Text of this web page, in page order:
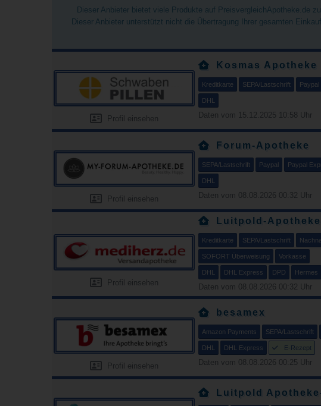
Dieser Anbieter bietet viele Produkte auf PreisvergleichApotheke.de
Dieser Anbieter unterstützt nicht die Übertragung Ihrer gesamten
Profil einsehen
Kosmas Apotheke
Kreditkarte SEPA/Lastschrift Paypal
DHL
Daten vom 15.12.2025 10:58 Uhr
Profil einsehen
Forum-Apotheke
SEPA/Lastschrift Paypal Paypal
DHL
Daten vom 08.08.2026 00:32 Uhr
Profil einsehen
Luitpold-
Kreditkarte SEPA/Lastschrift
SOFORT Überweisung Vorkasse
DHL DHL Express DPD Hermes
Daten vom 08.08.2026 00:32 Uhr
Profil einsehen
besamex
Amazon Payments SEPA/Lastschrift
DHL DHL Express E-Rezept
Daten vom 08.08.2026 00:25 Uhr
Luitpold